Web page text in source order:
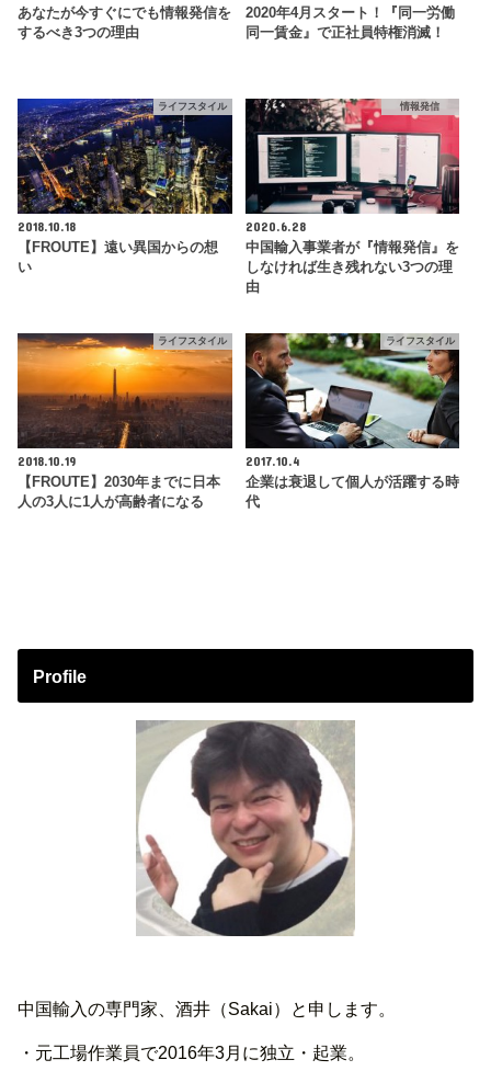
あなたが今すぐにでも情報発信を
するべき3つの理由
2020年4月スタート！『同一労働
同一賃金』で正社員特権消滅！
ライフスタイル
2018.10.18
【FROUTE】遠い異国からの想
い
情報発信
2020.6.28
中国輸入事業者が『情報発信』を
しなければ生き残れない3つの理
由
ライフスタイル
2018.10.19
【FROUTE】2030年までに日本
人の3人に1人が高齢者になる
ライフスタイル
2017.10.4
企業は衰退して個人が活躍する時
代
Profile
中国輸入の専門家、酒井（Sakai）と申します。
・元工場作業員で2016年3月に独立・起業。